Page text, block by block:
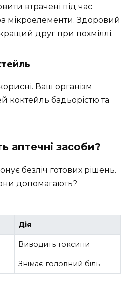
втрачені під час
мікроелементи. Здоровий
друг при похміллі.
Ваш організм
коктейль бадьорістю та
аптечні засоби?
безліч готових рішень.
допомагають?
Дія
Виводить токсини
Знімає головний біль